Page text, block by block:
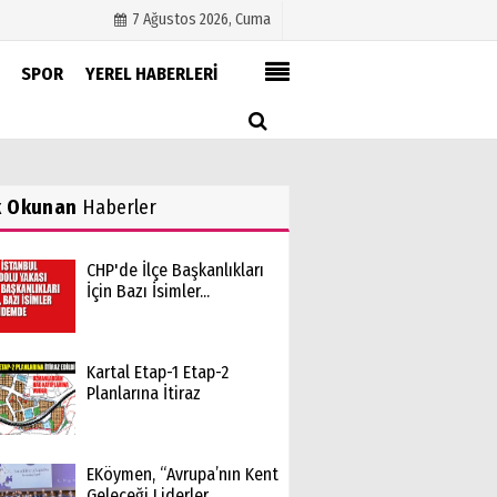
7 Ağustos 2026, Cuma
SPOR YEREL HABERLERİ
Künye
Gizlilik İlkeleri
Okunan Haberler
CHP'de İlçe Başkanlıkları
İçin Bazı İsimler...
Kartal Etap-1 Etap-2
Planlarına İtiraz
EKöymen, “Avrupa’nın Kent